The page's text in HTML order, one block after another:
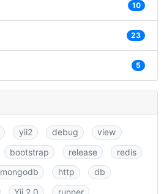
10
23
5
yii2 debug
view
bootstrap release
redis
mongodb http
db
Yii 2.0 runner